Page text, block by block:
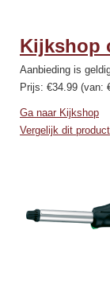
Kijkshop
Aanbieding is
Prijs: €34.99 (van:
Ga naar Kijkshop
Vergelijk dit product